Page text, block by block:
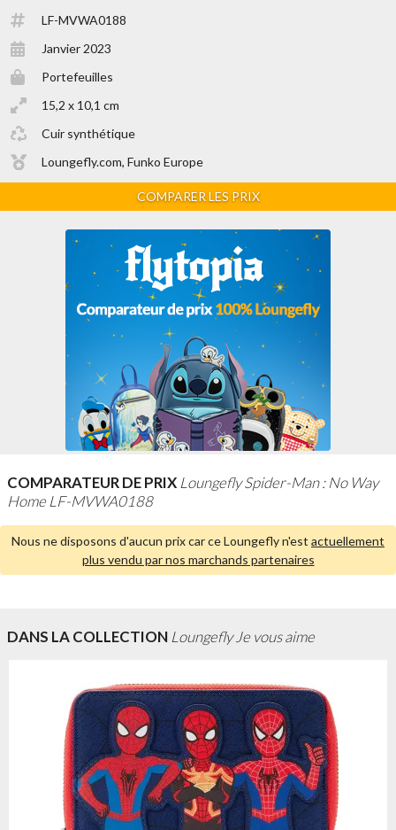
LF-MVWA0188
Janvier 2023
Portefeuilles
15,2 x 10,1 cm
Cuir synthétique
Loungefly.com, Funko Europe
COMPARER LES PRIX
COMPARATEUR DE PRIX Loungefly Spider-Man : No Way
Home LF-MVWA0188
Nous ne disposons d'aucun prix car ce Loungefly n'est actuellement
plus vendu par nos marchands partenaires
DANS LA COLLECTION Loungefly Je vous aime